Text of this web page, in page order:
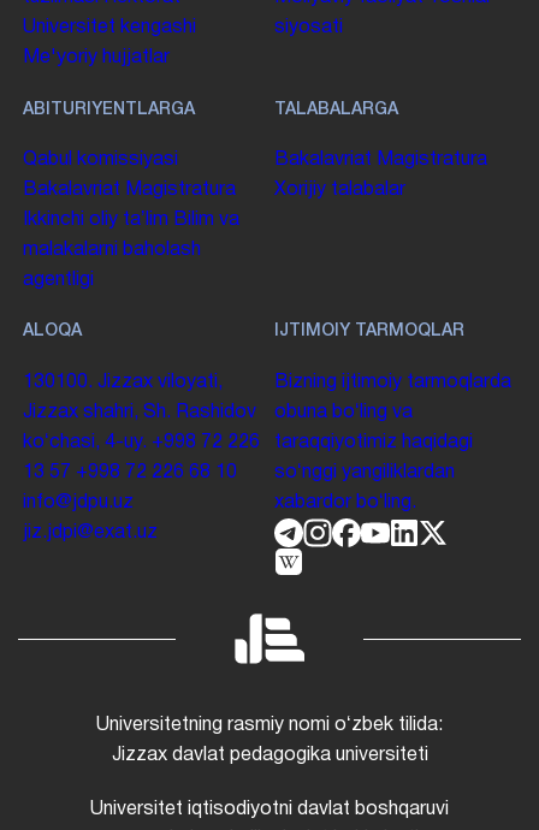
Universitet kengashi
Me'yoriy hujjatlar
siyosati
ABITURIYENTLARGA
Qabul komissiyasi
Bakalavriat Magistratura
Ikkinchi oliy taʼlim Bilim va
malakalarni baholash
agentligi
TALABALARGA
Bakalavriat Magistratura
Xorijiy talabalar
ALOQA
130100. Jizzax viloyati,
Jizzax shahri, Sh. Rashidov
koʻchasi, 4-uy. +998 72 226
13 57 +998 72 226 68 10
info@jdpu.uz
jiz.jdpi@exat.uz
IJTIMOIY TARMOQLAR
Bizning ijtimoiy tarmoqlarda
obuna boʻling va
taraqqiyotimiz haqidagi
soʻnggi yangiliklardan
xabardor boʻling.
Universitetning rasmiy nomi oʻzbek tilida:
Jizzax davlat pedagogika universiteti
Universitet iqtisodiyotni davlat boshqaruvi